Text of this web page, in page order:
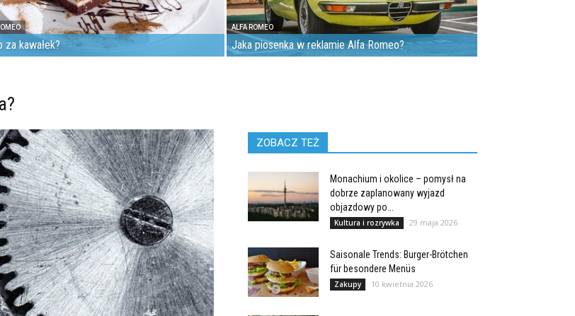
za kawałek?
ALFA ROMEO
Jaka piosenka w reklamie Alfa Romeo?
ZOBACZ TEŻ
Monachium i okolice – pomysł na
dobrze zaplanowany wyjazd
objazdowy po...
Kultura i rozrywka 29 maja 2026
Saisonale Trends: Burger-Brötchen
für besondere Menüs
Zakupy 10 kwietnia 2026